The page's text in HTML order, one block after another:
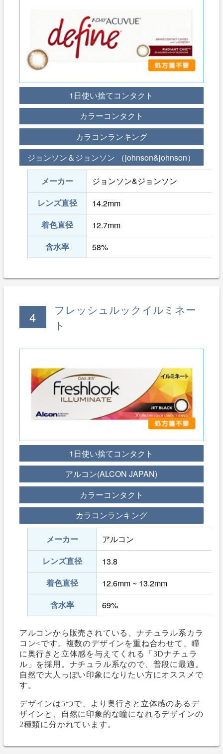
1日使い捨てコンタクト
カラーコンタクト
カラコンランキング
ジョンソン＆ジョンソン （johnson&johnson）
メーカー
ジョンソン&ジョンソン
レンズ直径
14.2mm
着色直径
12.7mm
含水率
58%
4
フレッシュルックイルミネー
ト
1日使い捨てコンタクト
アルコン(ALCON JAPAN)
カラーコンタクト
カラコンランキング
メーカー
アルコン
レンズ直径
13.8
着色直径
12.6mm ~ 13.2mm
含水率
69%
アルコンから販売されている、ナチュラル系カラ
コン<です。複数のデザインを重ね合わせて、瞳
に奥行きと立体感を与えてくれる「3Dナチュラ
ル」を採用。ナチュラル系なので、普段に最適。
自然で大人っぽい印象になりたい方にオススメで
す。
デザインは5つで、より奥行きと立体感のあるデ
ザインと、自然に印象的な瞳になれるデザインの
2種類に分かれています。